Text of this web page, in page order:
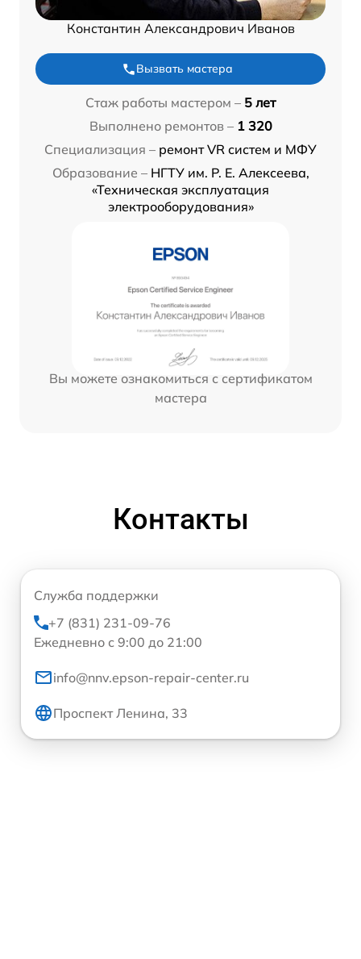
Константин Александрович Иванов
Вызвать мастера
Стаж работы мастером – 5 лет
Выполнено ремонтов – 1 320
Специализация – ремонт VR систем и МФУ
Образование – НГТУ им. Р. Е. Алексеева,
«Техническая эксплуатация
электрооборудования»
Вы можете ознакомиться с сертификатом
мастера
Контакты
Служба поддержки
+7 (831) 231-09-76
Ежедневно с 9:00 до 21:00
info@nnv.epson-repair-center.ru
Проспект Ленина, 33